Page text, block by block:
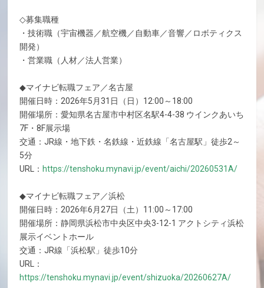
◇募集職種
・技術職（宇宙機器／航空機／自動車／音響／ロボティクス
開発）
・営業職（人材／法人営業）
◆マイナビ転職フェア／名古屋
開催日時：2026年5月31日（日）12:00～18:00
開催場所：愛知県名古屋市中村区名駅4-4-38 ウインクあいち
7F・8F展示場
交通：JR線・地下鉄・名鉄線・近鉄線「名古屋駅」徒歩2～
5分
URL： https://tenshoku.mynavi.jp/event/aichi/20260531A/
◆マイナビ転職フェア／浜松
開催日時：2026年6月27日（土）11:00～17:00
開催場所：静岡県浜松市中央区中央3-12-1 アクトシティ浜松
展示イベントホール
交通：JR線「浜松駅」徒歩10分
URL：
https://tenshoku.mynavi.jp/event/shizuoka/20260627A/